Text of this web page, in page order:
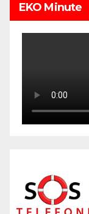
EKO Minute